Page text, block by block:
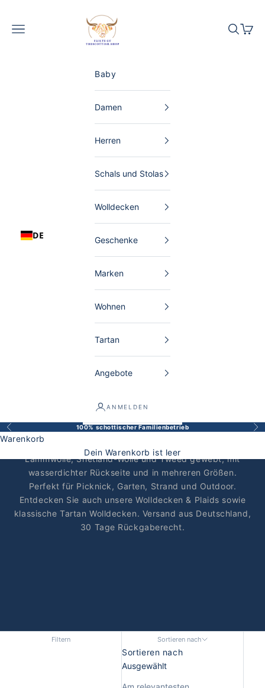
The Scottish Shop Deutschland
DE
Menü Suchen
Baby
Damen
Herren
Schals und Stolas
Wolldecken
Geschenke
Marken
Wohnen
Tartan
Angebote
ANMELDEN
Zurück 100% schottischer Familienbetrieb Vor
Warenkorb
Dein Warenkorb ist leer
Lammwolle, Shetland & Tweed
Schottische Picknickdecken vereinen praktische
Funktion mit schottischer Handwerkskunst: aus reiner
Lammwolle, Shetland-Wolle und Tweed gewebt, mit
wasserdichter Rückseite und in mehreren Größen.
Perfekt für Picknick, Garten, Strand und Outdoor.
Entdecken Sie auch unsereWolldecken & Plaids sowie
klassischeTartan Wolldecken. Versand aus Deutschland,
30 Tage Rückgaberecht.
Filtern Sortieren nach
Sortieren nach
Ausgewählt